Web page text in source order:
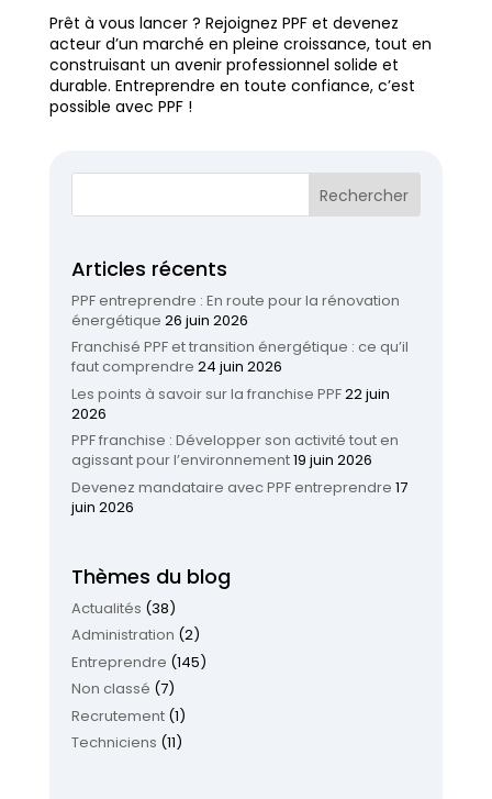
Prêt à vous lancer ? Rejoignez PPF et devenez
acteur d’un marché en pleine croissance, tout en
construisant un avenir professionnel solide et
durable. Entreprendre en toute confiance, c’est
possible avec PPF !
Articles récents
PPF entreprendre : En route pour la rénovation
énergétique 26 juin 2026
Franchisé PPF et transition énergétique : ce qu’il
faut comprendre 24 juin 2026
Les points à savoir sur la franchise PPF22 juin
2026
PPF franchise : Développer son activité tout en
agissant pour l’environnement19 juin 2026
Devenez mandataire avec PPF entreprendre 17
juin 2026
Thèmes du blog
Actualités (38)
Administration (2)
Entreprendre (145)
Non classé (7)
Recrutement(1)
Techniciens (11)